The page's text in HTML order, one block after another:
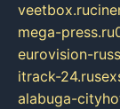
veetbox.ru
mega-press.ru
eurovision-
itrack-24.ru
alabuga-